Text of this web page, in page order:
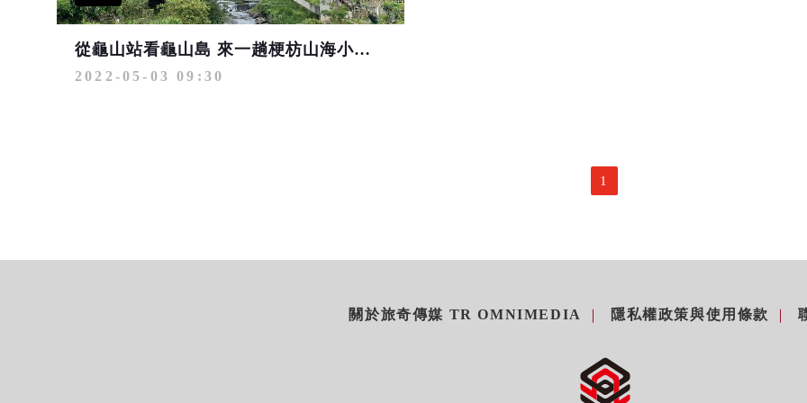
從龜山站看龜山島 來一趟梗枋山海小旅行
2022-05-03 09:30
1
關於旅奇傳媒 TR OMNIMEDIA 隱私權政策與使用條款